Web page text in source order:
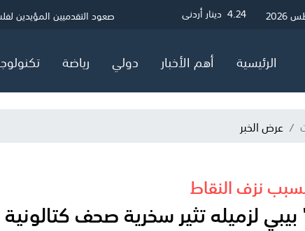
3.01 دولار أمريكي 4.05 جنيه إسترليني 4.24 دينار أردني حماس: ننتظر ردًا رسميًا بشأن
الصحة بغزة: شهيد و5 إصابات خلال 24 ساعة
صعود التقدميين المؤيدين
الرئيسية أهم الأخبار دولي رياضة
عرض الخبر
بسبب نزف النقاط
لزميله تثير سخرية صحف كتالونية